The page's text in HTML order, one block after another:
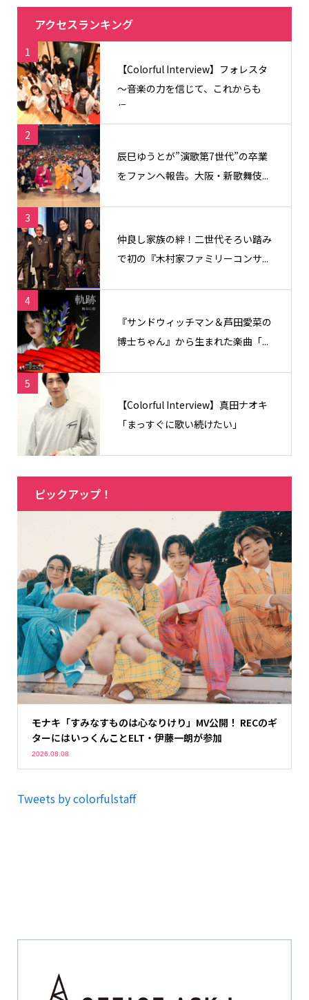
アクセスランキング
1
【Colorful Interview】フォレスタ
〜音楽の力を信じて、これからも
信...
2
辰巳ゆうとが”演歌第7世代”の卒業
をファンへ報告。大阪・新歌舞伎...
3
仲良し家族の絆！二世代そろい踏み
で初の『木村家ファミリーコンサ...
4
『サンドウィッチマン＆芦田愛菜の
博士ちゃん』から生まれた楽曲「...
5
【Colorful Interview】真田ナオキ
「まっすぐに歌い続けたい」
ピックアップ！
モナキ「すみなすものは心なりけり」MV公開！ RECのギ
ターにはいっくんことELT・伊藤一朗が参加
2026.08.08
Tweets by colorfulstaff